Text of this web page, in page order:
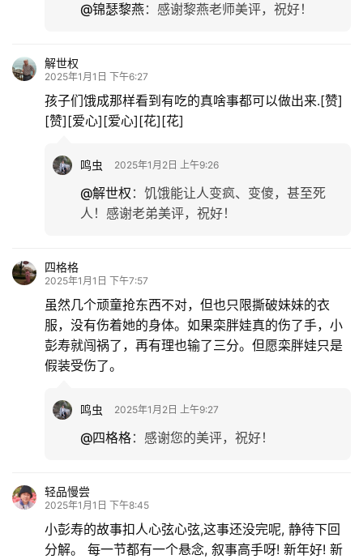
@锦瑟黎燕： 感谢黎燕老师美评，祝好！
解世权
2025年1月1日 下午6:27
孩子们饿成那样看到有吃的真啥事都可以做出来.[赞]
[赞][爱心][爱心][花][花]
鸣虫 2025年1月2日 上午9:26
@解世权 ： 饥饿能让人变疯、变傻，甚至死
人！感谢老弟美评，祝好！
四格格
2025年1月1日 下午7:57
虽然几个顽童抢东西不对，但也只限撕破妹妹的衣
服，没有伤着她的身体。如果栾胖娃真的伤了手，小
彭寿就闯祸了，再有理也输了三分。但愿栾胖娃只是
假装受伤了。
鸣虫 2025年1月2日 上午9:27
@四格格： 感谢您的美评，祝好！
轻品慢尝
2025年1月1日 下午8:45
小彭寿的故事扣人心弦心弦,这事还没完呢, 静待下回
分解。 每一节都有一个悬念, 叙事高手呀! 新年好! 新